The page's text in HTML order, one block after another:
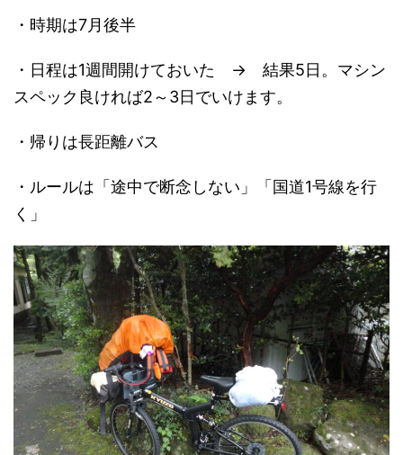
・時期は7月後半
・日程は1週間開けておいた → 結果5日。マシン
スペック良ければ2～3日でいけます。
・帰りは長距離バス
・ルールは「途中で断念しない」「国道1号線を行
く」